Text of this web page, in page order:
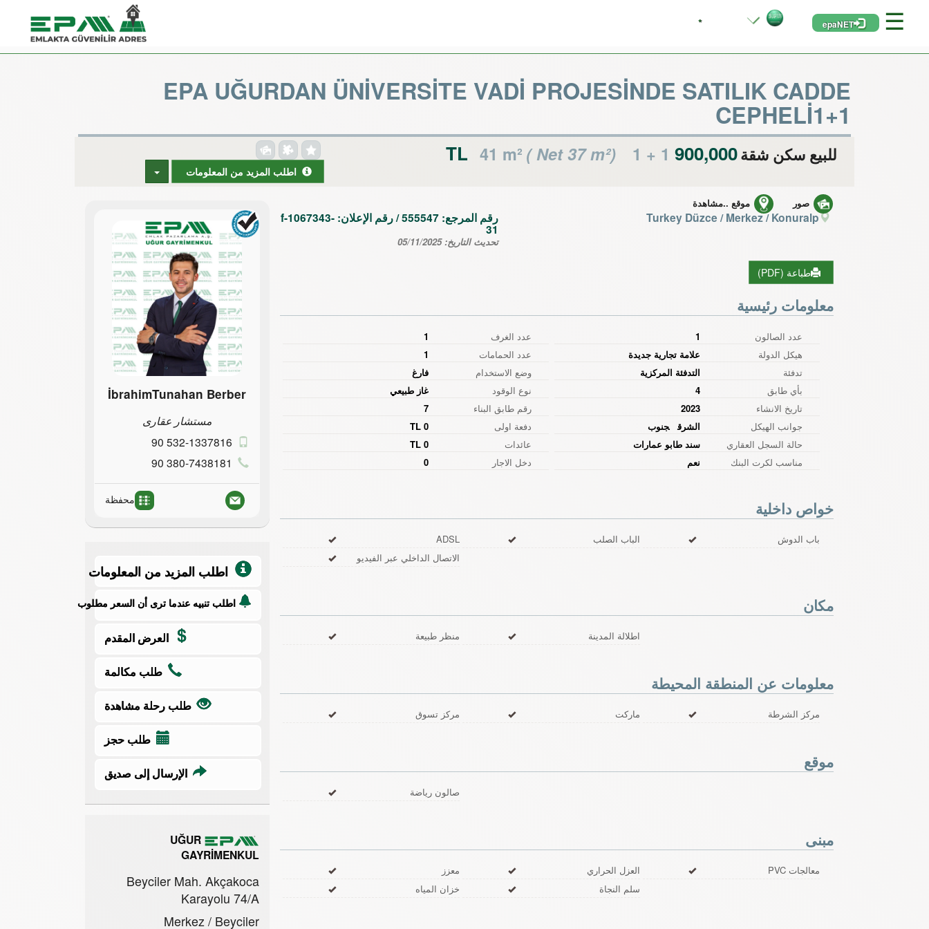
☰
* epaNET
EPA UĞURDAN ÜNİVERSİTE VADİ PROJESİNDE SATILIK CADDE
CEPHELİ1+1
للبيع سكن شقة900,000 TL
41 m² ( Net 37 m²) 1 + 1
اطلب المزيد من المعلومات
صور موقع ..مشاهدة
Turkey Düzce / Merkez/ Konuralp رقم المرجع: 555547/ رقم الإعلان: f-1067343-
31
تحديث التاريخ:05/11/2025
طباعة (PDF)
معلومات رئيسية
عدد الغرف 1 عدد الصالون
1
عدد الحمامات
1 هيكل الدولة
علامة تجارية جديدة
وضع الاستخدام
فارغ تدفئة
التدفئة المركزية
نوع الوقود
غاز طبيعي بأي طابق
4
رقم طابق البناء
7 تاريخ الانشاء
2023
دفعة اولى
0 TL جوانب الهيكل الشرق
جنوب
عائدات
0 TL حالة السجل العقاري
سند طابو عمارات
دخل الاجار
0 مناسب لكرت البنك نعم
خواص داخلية
ADSL الباب الصلب
باب الدوش
الاتصال الداخلي عبر الفيديو
مكان
منظر طبيعة اطلالة المدينة
معلومات عن المنطقة المحيطة
مركز تسوق ماركت مركز الشرطة
موقع
صالون رياضة
مبنى
معزز العزل الحراري
معالجات PVC
خزان المياه
سلم النجاة
İbrahimTunahan Berber
مستشار عقارى
90 532-1337816
90 380-7438181
محفظة
اطلب المزيد من المعلومات
اطلب تنبيه عندما ترى أن السعر مطلوب
العرض المقدم
طلب مكالمة
طلب رحلة مشاهدة
طلب حجز
الإرسال إلى صديق
UĞUR
GAYRİMENKUL
Beyciler Mah. Akçakoca
Karayolu 74/A
Merkez / Beyciler